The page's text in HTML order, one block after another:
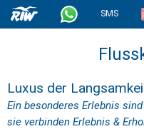
SMS
Luxus der
Ein besonderes Erlebnis
sie verbinden Erlebnis &